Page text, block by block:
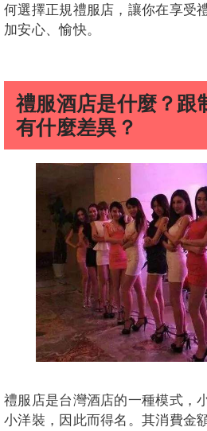
何選擇正規禮服店，讓你在享受
加安心、愉快。
禮服酒店是什麼？跟
有什麼差異？
禮服店是台灣酒店的一種模式，
小洋裝，因此而得名。其消費金